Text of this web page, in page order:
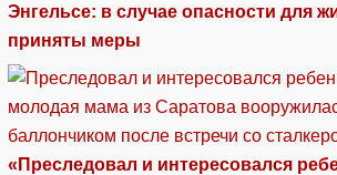
Энгельсе: в случае опасности для
приняты меры
«Преследовал и интересовался